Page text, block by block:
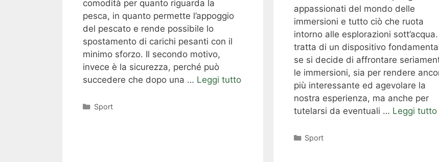
comodità per quanto riguarda la
pesca, in quanto permette l’appoggio
del pescato e rende possibile lo
spostamento di carichi pesanti con il
minimo sforzo. Il secondo motivo,
invece è la sicurezza, perché può
succedere che dopo una … Leggi tutto
Categorie
Sport
appassionati del mondo delle
immersioni e tutto ciò che ruota
intorno alle esplorazioni
tratta di un dispositivo
se si decide di affrontare
le immersioni, sia per rendere
più interessante ed agevolare la
nostra esperienza, ma anche per
tutelarsi da eventuali … Leggi tutto
Categorie
Sport